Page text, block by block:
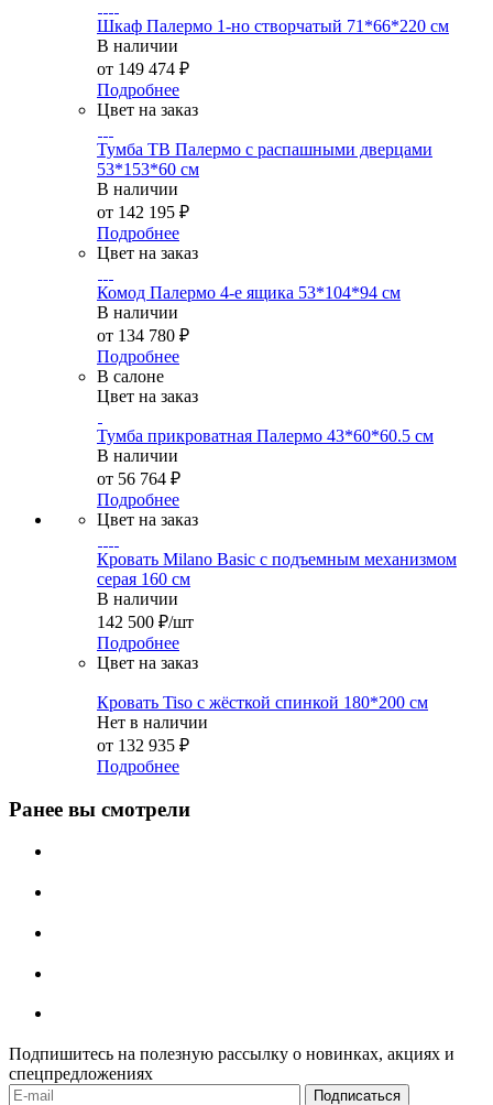
Шкаф Палермо 1-но створчатый 71*66*220 см
В наличии
от 149 474 ₽
Подробнее
Цвет на заказ
Тумба ТВ Палермо с распашными дверцами
53*153*60 см
В наличии
от 142 195 ₽
Подробнее
Цвет на заказ
Комод Палермо 4-е ящика 53*104*94 см
В наличии
от 134 780 ₽
Подробнее
В салоне
Цвет на заказ
Тумба прикроватная Палермо 43*60*60.5 см
В наличии
от 56 764 ₽
Подробнее
Цвет на заказ
Кровать Milano Basic с подъемным механизмом
серая 160 см
В наличии
142 500 ₽/шт
Подробнее
Цвет на заказ
Кровать Tiso с жёсткой спинкой 180*200 см
Нет в наличии
от 132 935 ₽
Подробнее
Ранее вы смотрели
Подпишитесь на полезную рассылку о новинках, акциях и
спецпредложениях